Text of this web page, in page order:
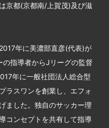
京都(京都南/上賀茂)及び滋
年に美濃部直彦(代表)が
指導者からJリーグの監督
年に一般社団法人総合型
ラスワンを創業し、エフォ
ました。独自のサッカー理
コンセプトを共有して指導